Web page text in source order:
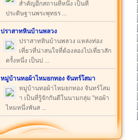
สำคัญอีกสถานที่หนึ่ง เป็นที่
ประดิษฐานพระพุทธร ...
ปราสาทหินบ้านพลวง
ปราสาทหินบ้านพลวง แหล่งท่อง
เที่ยวที่น่าสนใจที่ต้องลองไปเที่ยวสัก
ครั้งหนึ่ง เป็นป ...
หมู่บ้านทอผ้าไหมยกทอง จันทร์โสมา
หมู่บ้านทอผ้าไหมยกทอง จันทร์โสม
า เป็นที่รู้จักกันดีในนามกลุ่ม "ทอผ้า
ไหมหนึ่งพันส ...